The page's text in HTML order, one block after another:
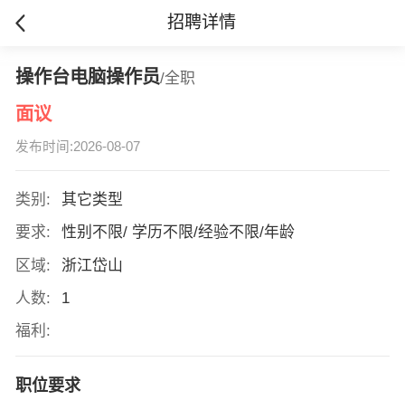
招聘详情
操作台电脑操作员/全职
面议
发布时间:2026-08-07
类别:
其它类型
要求:
性别不限/ 学历不限/经验不限/年龄
区域:
浙江岱山
人数:
1
福利:
职位要求